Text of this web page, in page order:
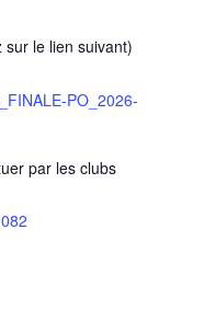
le lien suivant)
PO_2026-
par les clubs